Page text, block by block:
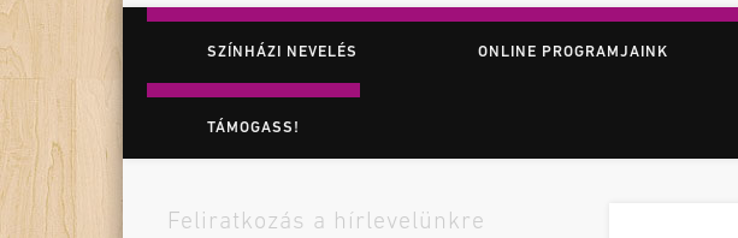
SZÍNHÁZI NEVELÉS ONLINE PROGRAMJAINK
TÁMOGASS!
Feliratkozás a hírlevelünkre